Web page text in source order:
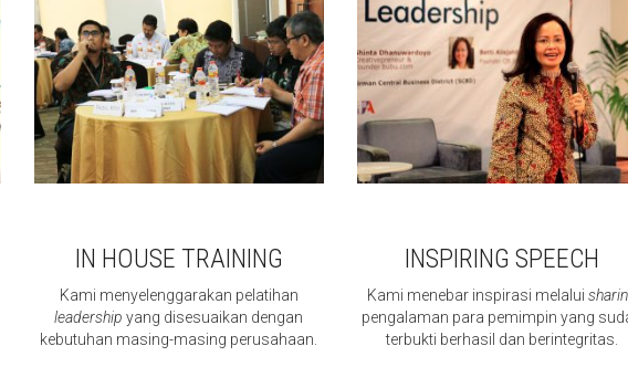
IN HOUSE TRAINING
Kami menyelenggarakan pelatihan
leadershipyang disesuaikan dengan
kebutuhan masing-masing perusahaan.
INSPIRING SPEECH
Kami menebar inspirasi melalui
pengalaman para pemimpin yang
terbukti berhasil dan berintegritas.